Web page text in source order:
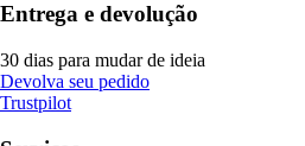
Entrega e devolução
30 dias para mudar de ideia
Devolva seu pedido
Trustpilot